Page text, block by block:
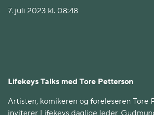
7. juli 2023 kl. 08:48
Lifekeys Talks med Tore Petterson
Artisten, komikeren og foreleseren Tore
inviterer Lifekeys daglige leder,